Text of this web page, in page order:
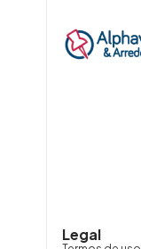
Legal